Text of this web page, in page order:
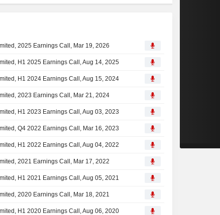
2025 Earnings Call, Mar 19, 2026
H1 2025 Earnings Call, Aug 14, 2025
H1 2024 Earnings Call, Aug 15, 2024
2023 Earnings Call, Mar 21, 2024
H1 2023 Earnings Call, Aug 03, 2023
Q4 2022 Earnings Call, Mar 16, 2023
H1 2022 Earnings Call, Aug 04, 2022
2021 Earnings Call, Mar 17, 2022
H1 2021 Earnings Call, Aug 05, 2021
2020 Earnings Call, Mar 18, 2021
H1 2020 Earnings Call, Aug 06, 2020